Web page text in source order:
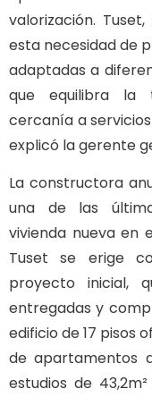
valorización.
esta necesidad de
adaptadas a
que equilibra la
cercanía a
explicó la gerente
La constructora
una de las
vivienda nueva en
Tuset se erige
proyecto inicial,
entregadas y
edificio de 17 pisos
de apartamentos
estudios de